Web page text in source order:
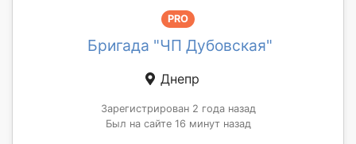
PRO
Бригада "ЧП Дубовская"
Днепр
Зарегистрирован 2 года назад
Был на сайте 16 минут назад